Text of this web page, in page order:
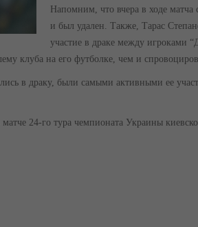
Напомним, что вчера в ходе
и был удален. Также, Тарас
участие в драке между игроками
клуба на его футболке, чем и
в драку, были самыми активными ее
24-го тура чемпионата Украины